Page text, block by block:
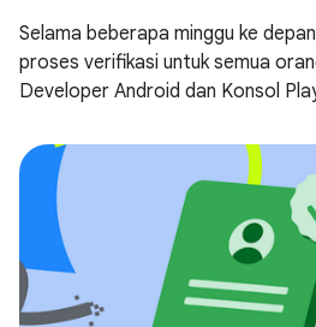
Selama beberapa minggu ke
proses verifikasi untuk semua
Developer Android dan Konsol